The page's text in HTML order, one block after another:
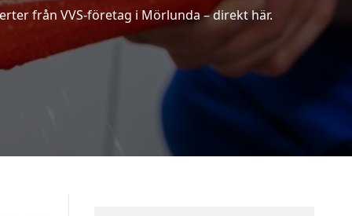
från VVS-företag i Mörlunda – direkt här.